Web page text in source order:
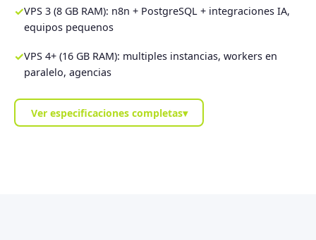
✓VPS 3 (8 GB RAM): n8n + PostgreSQL + integraciones IA,
equipos pequenos
✓VPS 4+ (16 GB RAM): multiples instancias, workers en
paralelo, agencias
Ver especificaciones completas▾